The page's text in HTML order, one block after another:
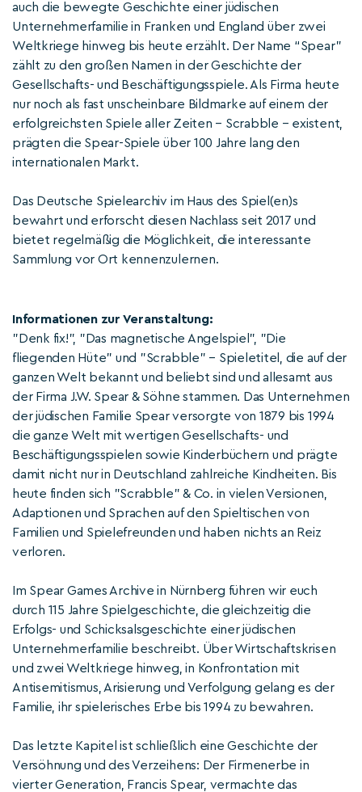
auch die bewegte Geschichte einer jüdischen
Unternehmerfamilie in Franken und England über zwei
Weltkriege hinweg bis heute erzählt. Der Name “Spear”
zählt zu den großen Namen in der Geschichte der
Gesellschafts- und Beschäftigungsspiele. Als Firma heute
nur noch als fast unscheinbare Bildmarke auf einem der
erfolgreichsten Spiele aller Zeiten – Scrabble – existent,
prägten die Spear-Spiele über 100 Jahre lang den
internationalen Markt.
Das Deutsche Spielearchiv im Haus des Spiel(en)s
bewahrt und erforscht diesen Nachlass seit 2017 und
bietet regelmäßig die Möglichkeit, die interessante
Sammlung vor Ort kennenzulernen.
Informationen zur Veranstaltung:
"Denk fix!", "Das magnetische Angelspiel", "Die
fliegenden Hüte" und "Scrabble" – Spieletitel, die auf der
ganzen Welt bekannt und beliebt sind und allesamt aus
der Firma J.W. Spear & Söhne stammen. Das Unternehmen
der jüdischen Familie Spear versorgte von 1879 bis 1994
die ganze Welt mit wertigen Gesellschafts- und
Beschäftigungsspielen sowie Kinderbüchern und prägte
damit nicht nur in Deutschland zahlreiche Kindheiten. Bis
heute finden sich "Scrabble" & Co. in vielen Versionen,
Adaptionen und Sprachen auf den Spieltischen von
Familien und Spielefreunden und haben nichts an Reiz
verloren.
Im Spear Games Archive in Nürnberg führen wir euch
durch 115 Jahre Spielgeschichte, die gleichzeitig die
Erfolgs- und Schicksalsgeschichte einer jüdischen
Unternehmerfamilie beschreibt. Über Wirtschaftskrisen
und zwei Weltkriege hinweg, in Konfrontation mit
Antisemitismus, Arisierung und Verfolgung gelang es der
Familie, ihr spielerisches Erbe bis 1994 zu bewahren.
Das letzte Kapitel ist schließlich eine Geschichte der
Versöhnung und des Verzeihens: Der Firmenerbe in
vierter Generation, Francis Spear, vermachte das